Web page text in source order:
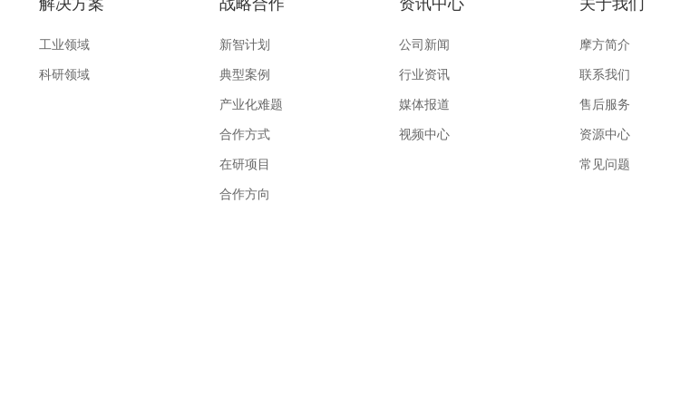
工业领域
科研领域
新智计划
典型案例
产业化难题
合作方式
在研项目
合作方向
公司新闻
行业资讯
媒体报道
视频中心
摩方简介
联系我们
售后服务
资源中心
常见问题